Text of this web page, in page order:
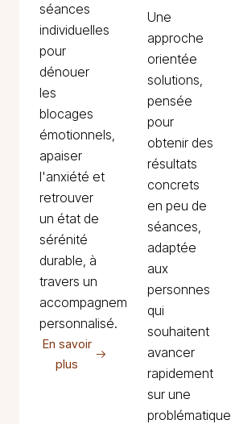
séances
individuelles
pour
dénouer
les
blocages
émotionnels,
apaiser
l'anxiété et
retrouver
un état de
sérénité
durable, à
travers un
accompagnement
personnalisé.
En savoir
plus
Une
approche
orientée
solutions,
pensée
pour
obtenir des
résultats
concrets
en peu de
séances,
adaptée
aux
personnes
qui
souhaitent
avancer
rapidement
sur une
problématique